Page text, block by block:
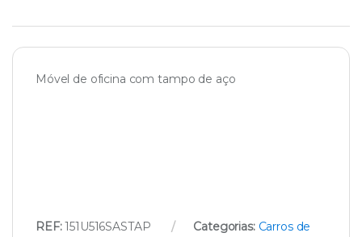
Móvel de oficina com tampo de aço
REF:151U516SASTAP Categorias: Carros de